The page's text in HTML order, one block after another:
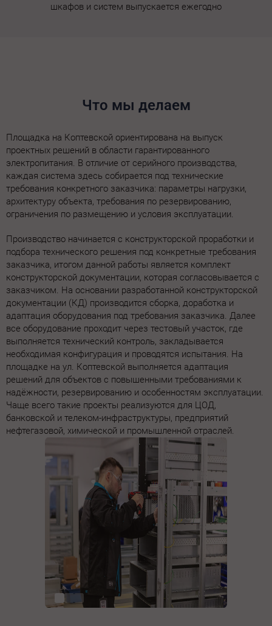
шкафов и систем выпускается ежегодно
Что мы делаем
Площадка на Коптевской ориентирована на выпуск
проектных решений в области гарантированного
электропитания. В отличие от серийного производства,
каждая система здесь собирается под технические
требования конкретного заказчика: параметры нагрузки,
архитектуру объекта, требования по резервированию,
ограничения по размещению и условия эксплуатации.
Производство начинается с конструкторской проработки и
подбора технического решения под конкретные требования
заказчика, итогом данной работы является комплект
конструкторской документации, которая согласовывается с
заказчиком. На основании разработанной конструкторской
документации (КД) производится сборка, доработка и
адаптация оборудования под требования заказчика. Далее
все оборудование проходит через тестовый участок, где
выполняется технический контроль, закладывается
необходимая конфигурация и проводятся испытания. На
площадке на ул. Коптевской выполняется адаптация
решений для объектов с повышенными требованиями к
надёжности, резервированию и особенностям эксплуатации.
Чаще всего такие проекты реализуются для ЦОД,
банковской и телеком-инфраструктуры, предприятий
нефтегазовой, химической и промышленной отраслей.